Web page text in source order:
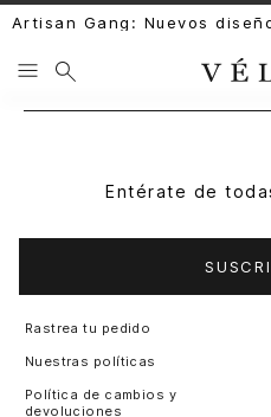
Artisan Gang: Nuevos
Entérate de
Rastrea tu pedido
Nuestras políticas
Política de cambios y
devoluciones